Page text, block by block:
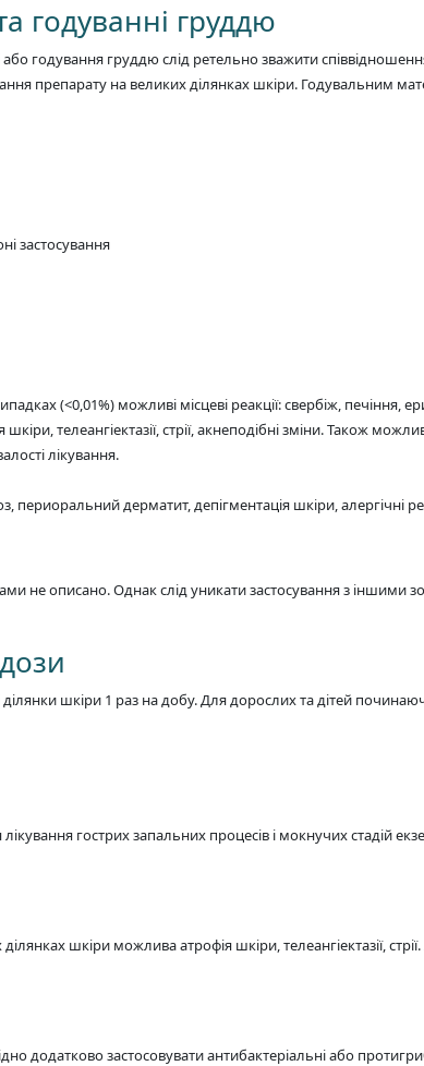
годуванні груддю
або годування груддю слід ретельно зважити
препарату на великих ділянках шкіри. Годувальним
застосування
(<0,01%) можливі місцеві реакції: свербіж, печіння,
телеангіектазії, стрії, акнеподібні зміни. Також
лікування.
периоральний дерматит, депігментація шкіри, алергічні
не описано. Однак слід уникати застосування з
шкіри 1 раз на добу. Для дорослих та дітей
гострих запальних процесів і мокнучих стадій
шкіри можлива атрофія шкіри, телеангіектазії,
додатково застосовувати антибактеріальні або